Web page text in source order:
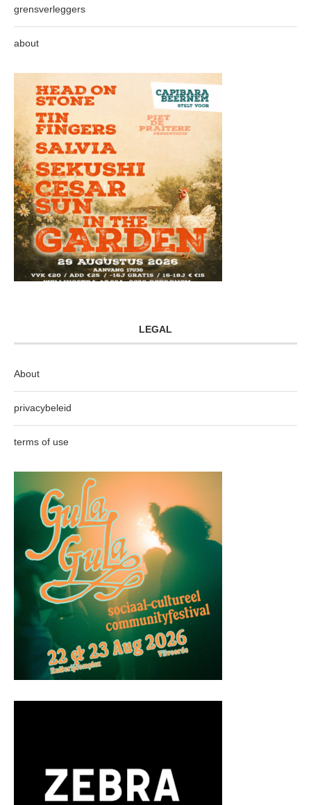
grensverleggers
about
LEGAL
About
privacybeleid
terms of use